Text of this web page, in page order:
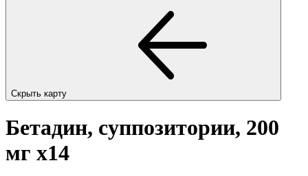
Скрыть карту
Бетадин, суппозитории, 200
мг x14